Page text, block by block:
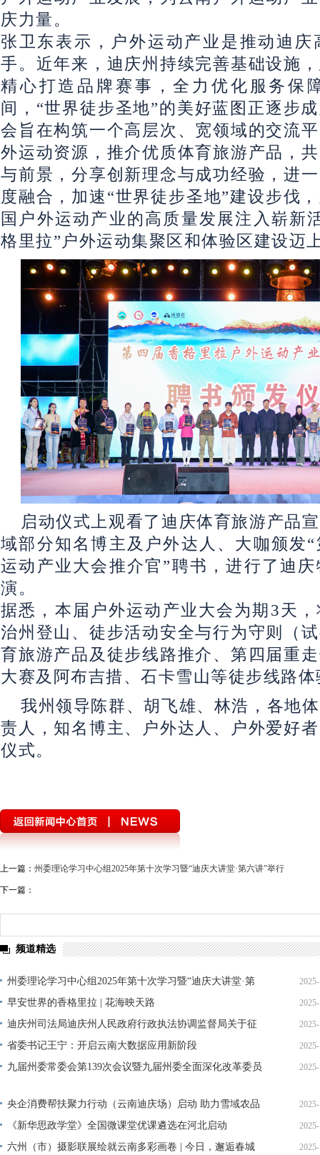
庆力量。
张卫东表示，户外运动产业是推动迪庆
手。近年来，迪庆州持续完善基础设施
精心打造品牌赛事，全力优化服务保
间，“世界徒步圣地”的美好蓝图正逐步
会旨在构筑一个高层次、宽领域的交流
外运动资源，推介优质体育旅游产品，
与前景，分享创新理念与成功经验，进
度融合，加速“世界徒步圣地”建设步伐
国户外运动产业的高质量发展注入崭新
格里拉”户外运动集聚区和体验区建设迈
启动仪式上观看了迪庆体育旅游产品
域部分知名博主及户外达人、大咖颁发
运动产业大会推介官”聘书，进行了迪
演。
据悉，本届户外运动产业大会为期3天
治州登山、徒步活动安全与行为守则（
育旅游产品及徒步线路推介、第四届重
大赛及阿布吉措、石卡雪山等徒步线路
我州领导陈群、胡飞雄、林浩，各地
责人，知名博主、户外达人、户外爱好
仪式。
上一篇： 州委理论学习中心组2025年第十次学习暨“迪庆大讲堂·第六讲”举行
下一篇：
频道精选
州委理论学习中心组2025年第十次学习暨“迪庆大讲堂·第
六讲”举行
早安世界的香格里拉 | 花海映天路
迪庆州司法局迪庆州人民政府行政执法协调监督局关于征
集行政执法领域突出问题线索的公告
省委书记王宁：开启云南大数据应用新阶段
九届州委常委会第139次会议暨九届州委全面深化改革委员
央企消费帮扶聚力行动（云南迪庆场）启动 助力雪域农品
走向全国
《新华思政学堂》全国微课堂优课遴选在河北启动
六州（市）摄影联展绘就云南多彩画卷 | 今日，邂逅春城